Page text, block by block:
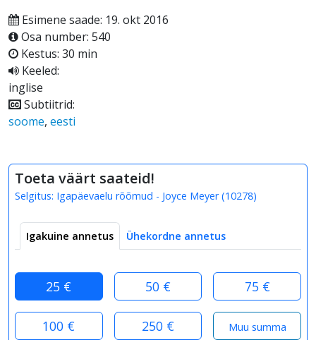
Esimene saade: 19. okt 2016
Osa number: 540
Kestus: 30 min
Keeled:
inglise
Subtiitrid:
soome, eesti
Toeta väärt saateid!
Selgitus: Igapäevaelu rõõmud - Joyce Meyer(10278)
Igakuine annetus Ühekordne annetus
25 € 50 € 75 €
100 € 250 €